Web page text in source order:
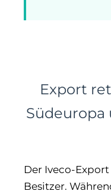
Export
Südeuropa
Der Iveco-
Besitzer.